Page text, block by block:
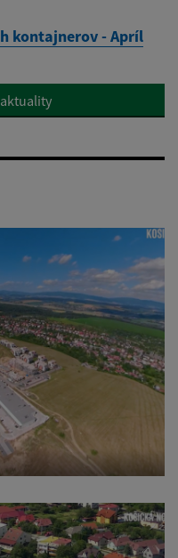
kontajnerov - Apríl